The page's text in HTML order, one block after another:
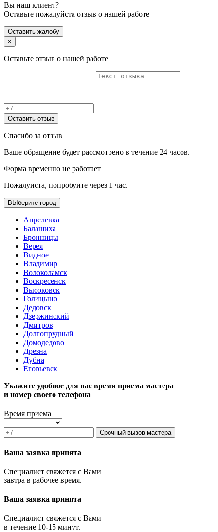
Вы наш клиент?
Оставьте пожалуйста отзыв о нашей работе
Оставить жалобу
×
Оставьте отзыв о нашей работе
Оставить отзыв
Спасибо за отзыв
Ваше обращение будет рассмотрено в течение 24 часов.
Форма временно не работает
Пожалуйста, попробуйте через 1 час.
ВЫберите город
Апрелевка
Балашиха
Бронницы
Верея
Видное
Владимир
Волоколамск
Воскресенск
Высоковск
Голицыно
Дедовск
Дзержинский
Дмитров
Долгопрудный
Домодедово
Дрезна
Дубна
Егорьевск
Жуковский
Зарайск
Зеленоград
Ивантеевка
Истра
Кашира
Клин
Королёв
Котельники
Красногорск
Краснознаменск
Кубинка
Укажите удобное для вас время приема мастера
и номер своего телефона
Время приема
Срочный вызов мастера
Ваша заявка принята
Специалист свяжется с Вами
завтра в рабочее время.
Ваша заявка принята
Специалист свяжется с Вами
в течение 10-15 минут.